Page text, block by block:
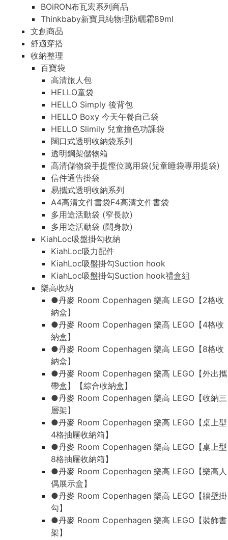
BOiRON布瓦宏系列商品
Thinkbaby新寶貝純物理防曬霜89ml
文創商品
舒適穿搭
收納整理
百寶袋
高清旅人包
HELLO童袋
HELLO Simply 後背包
HELLO Boxy 今天午餐自己袋
HELLO Slimily 兒童撞色功課袋
闊口式透明收納袋系列
透明鋼架儲物箱
高清儲物袋手提慳位萬用袋(兒童睡袋專用提袋)
信件通告掛袋
易攜式透明收納系列
A4高清文件書袋F4高清文件書袋
多用途活動袋 (窄長款)
多用途活動袋 (闊身款)
KiahLoc吸盤掛勾收納
KiahLoc吸力配件
KiahLoc吸盤掛勾Suction hook
KiahLoc吸盤掛勾Suction hook禮盒組
樂高收納
●丹麥 Room Copenhagen 樂高 LEGO【2格收
納盒】
●丹麥 Room Copenhagen 樂高 LEGO【4格收
納盒】
●丹麥 Room Copenhagen 樂高 LEGO【8格收
納盒】
●丹麥 Room Copenhagen 樂高 LEGO【外出攜
帶盒】【綜合收納盒】
●丹麥 Room Copenhagen 樂高 LEGO【收納三
層架】
●丹麥 Room Copenhagen 樂高 LEGO【桌上型
4格抽屜收納箱】
●丹麥 Room Copenhagen 樂高 LEGO【桌上型
8格抽屜收納箱】
●丹麥 Room Copenhagen 樂高 LEGO【樂高人
偶展示盒】
●丹麥 Room Copenhagen 樂高 LEGO【牆壁掛
勾】
●丹麥 Room Copenhagen 樂高 LEGO【裝飾書
架】